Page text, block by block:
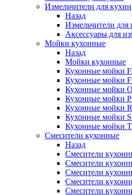
Измельчители для кухни
Назад
Измельчители для
Аксессуары для
Мойки кухонные
Назад
Мойки кухонные
Кухонные мойки
Кухонные мойки
Кухонные мойки
Кухонные мойки
Кухонные мойки
Кухонные мойки
Кухонные мойки
Смесители кухонные
Назад
Смесители
Смесители
Смесители
Смесители
Смесители